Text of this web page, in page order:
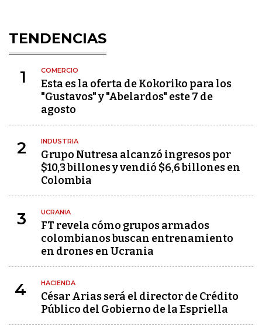
TENDENCIAS
1 COMERCIO
Esta es la oferta de Kokoriko para los
"Gustavos" y "Abelardos" este 7 de
agosto
2 INDUSTRIA
Grupo Nutresa alcanzó ingresos por
$10,3 billones y vendió $6,6 billones en
Colombia
3 UCRANIA
FT revela cómo grupos armados
colombianos buscan entrenamiento
en drones en Ucrania
4 HACIENDA
César Arias será el director de Crédito
Público del Gobierno de la Espriella